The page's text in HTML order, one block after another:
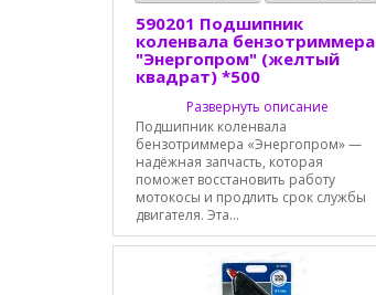
590201 Подшипник
коленвала бензотриммера
"Энергопром" (желтый
квадрат) *500
Развернуть описание
Подшипник коленвала
бензотриммера «Энергопром» —
надёжная запчасть, которая
поможет восстановить работу
мотокосы и продлить срок службы
двигателя. Эта...